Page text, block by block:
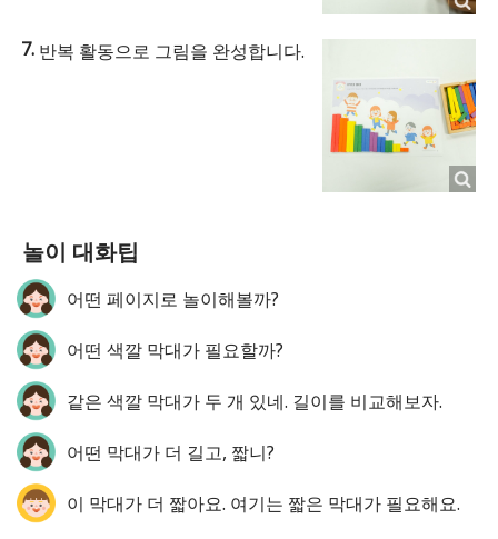
반복 활동으로 그림을 완성합니다.
놀이 대화팁
어떤 페이지로 놀이해볼까?
어떤 색깔 막대가 필요할까?
같은 색깔 막대가 두 개 있네. 길이를 비교해보자.
어떤 막대가 더 길고, 짧니?
이 막대가 더 짧아요. 여기는 짧은 막대가 필요해요.